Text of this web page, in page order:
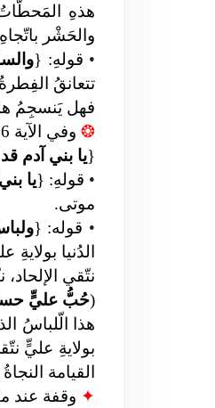
هذهِ المَحطّاتُ
والحَشْر
• قولهِ: {
تتعانقُ
فهل يَنسجِمُ
❂ وفي الآية 26 بعد البسملةِ مِن سُورة الأعراف:
{يا بني آدم
• قولهِ: {يا
موتى.
• قوله: {
الدُنيا
نتّقي
(حُبُّ عليٍّ
هذا الّلباسُ
بولايةِ عليٍّ
القيامة
✦ وقفة عند مقطع